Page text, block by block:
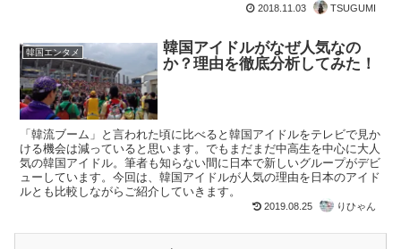
2018.11.03 TSUGUMI
韓国エンタメ
韓国アイドルがなぜ人気なの
か？理由を徹底分析してみた！
「韓流ブーム」と言われた頃に比べると韓国アイドルをテレビで見か
ける機会は減っていると思います。でもまだまだ中高生を中心に大人
気の韓国アイドル。筆者も知らない間に日本で新しいグループがデビ
ューしています。今回は、韓国アイドルが人気の理由を日本のアイド
ルとも比較しながらご紹介していきます。
2019.08.25 りひゃん